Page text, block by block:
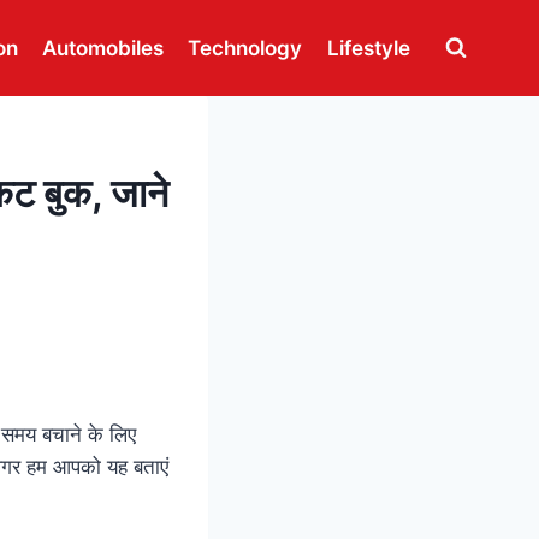
Automobiles Technology Lifestyle
बुक, जाने
बचाने के लिए
हम आपको यह बताएं